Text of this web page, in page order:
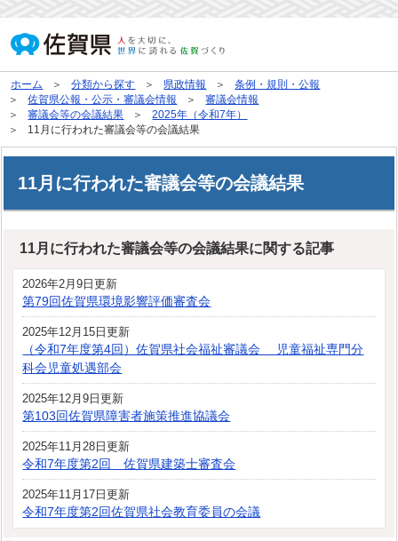
ホーム 分類から探す 県政情報
条例・規則・公報
佐賀県公報・公示・審議会情報
審議会情報
審議会等の会議結果
2025年（令和7年）
11月に行われた審議会等の会議結果
11月に行われた審議会等の会議結果
11月に行われた審議会等の会議結果に関する記事
2026年2月9日更新
第79回佐賀県環境影響評価審査会
2025年12月15日更新
（令和7年度第4回）佐賀県社会福祉審議会 児童福祉専門分
科会児童処遇部会
2025年12月9日更新
第103回佐賀県障害者施策推進協議会
2025年11月28日更新
令和7年度第2回 佐賀県建築士審査会
2025年11月17日更新
令和7年度第2回佐賀県社会教育委員の会議